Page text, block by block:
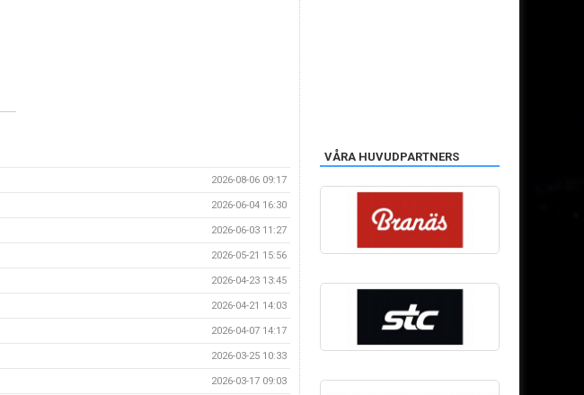
2026-08-06 09:17
2026-06-04 16:30
2026-06-03 11:27
2026-05-21 15:56
2026-04-23 13:45
2026-04-21 14:03
2026-04-07 14:17
2026-03-25 10:33
2026-03-17 09:03
VÅRA HUVUDPARTNERS